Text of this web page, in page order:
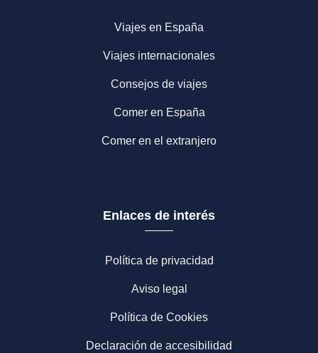
Viajes en España
Viajes internacionales
Consejos de viajes
Comer en España
Comer en el extranjero
Enlaces de interés
Política de privacidad
Aviso legal
Política de Cookies
Declaración de accesibilidad